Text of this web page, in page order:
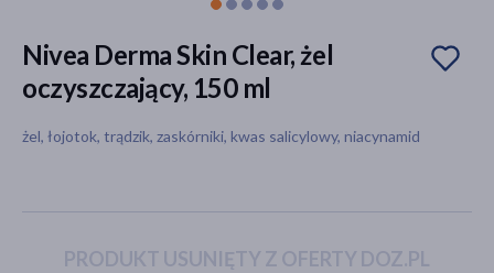
Hit
Nivea Derma Skin Clear, żel
oczyszczający, 150 ml
żel, łojotok, trądzik, zaskórniki, kwas salicylowy, niacynamid
PRODUKT USUNIĘTY Z OFERTY DOZ.PL